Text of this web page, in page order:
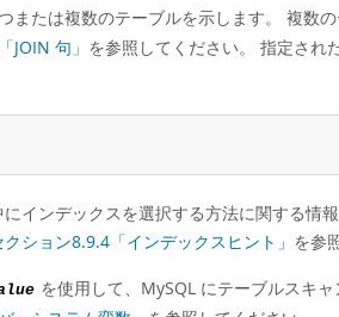
または複数のテーブルを示します。 複数
JOIN 句」 を参照してください。 指定され
インデックスを選択する方法に関する情
クション8.9.4「インデックスヒント」 を参
を使用して、MySQL にテーブルスキ